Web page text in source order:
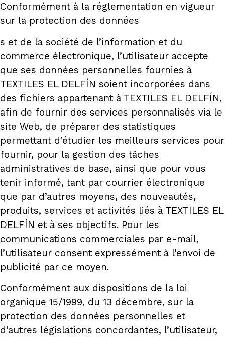
Conformément à la réglementation en vigueur
sur la protection des données
s et de la société de l’information et du
commerce électronique, l’utilisateur accepte
que ses données personnelles fournies à
TEXTILES EL DELFÍN soient incorporées dans
des fichiers appartenant à TEXTILES EL DELFÍN,
afin de fournir des services personnalisés via le
site Web, de préparer des statistiques
permettant d’étudier les meilleurs services pour
fournir, pour la gestion des tâches
administratives de base, ainsi que pour vous
tenir informé, tant par courrier électronique
que par d’autres moyens, des nouveautés,
produits, services et activités liés à TEXTILES EL
DELFÍN et à ses objectifs. Pour les
communications commerciales par e-mail,
l’utilisateur consent expressément à l’envoi de
publicité par ce moyen.
Conformément aux dispositions de la loi
organique 15/1999, du 13 décembre, sur la
protection des données personnelles et
d’autres législations concordantes, l’utilisateur,